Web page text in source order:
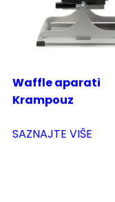
Waffle aparati
Krampouz
SAZNAJTE VIŠE